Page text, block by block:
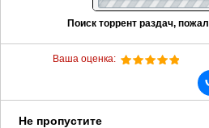
Поиск торрент раздач,
Ваша оценка:
Не пропустите